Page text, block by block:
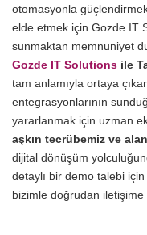
otomasyonla
elde etmek için Gozde IT
sunmaktan memnuniyet
Gozde IT Solutions ile
tam anlamıyla ortaya
entegrasyonlarının
yararlanmak için uzman
aşkın tecrübemiz ve
dijital dönüşüm
detaylı bir demo talebi
bizimle doğrudan iletişime